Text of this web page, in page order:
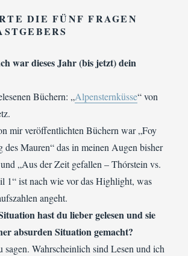
DIE FÜNF FRAGEN
war dieses Jahr (bis jetzt) dein
Büchern: „Alpensternküsse“ von
mir veröffentlichten Büchern war „Foy
des Mauren“ das in meinen Augen bisher
„Aus der Zeit gefallen – Thórstein vs.
1“ ist nach wie vor das Highlight, was
angeht.
hast du lieber gelesen und sie
absurden Situation gemacht?
sagen. Wahrscheinlich sind Lesen und ich